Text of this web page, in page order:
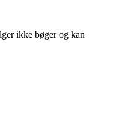
ikke bøger og kan